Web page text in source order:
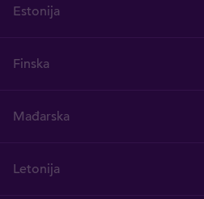
Estonija
Finska
Mađarska
Letonija